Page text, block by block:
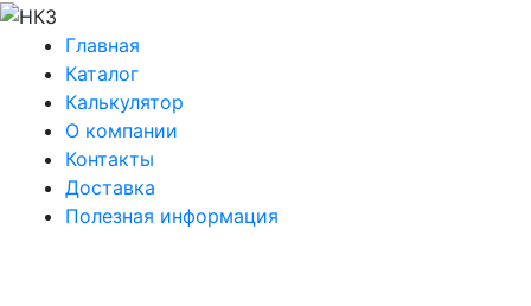
Главная
Каталог
Калькулятор
О компании
Контакты
Доставка
Полезная информация